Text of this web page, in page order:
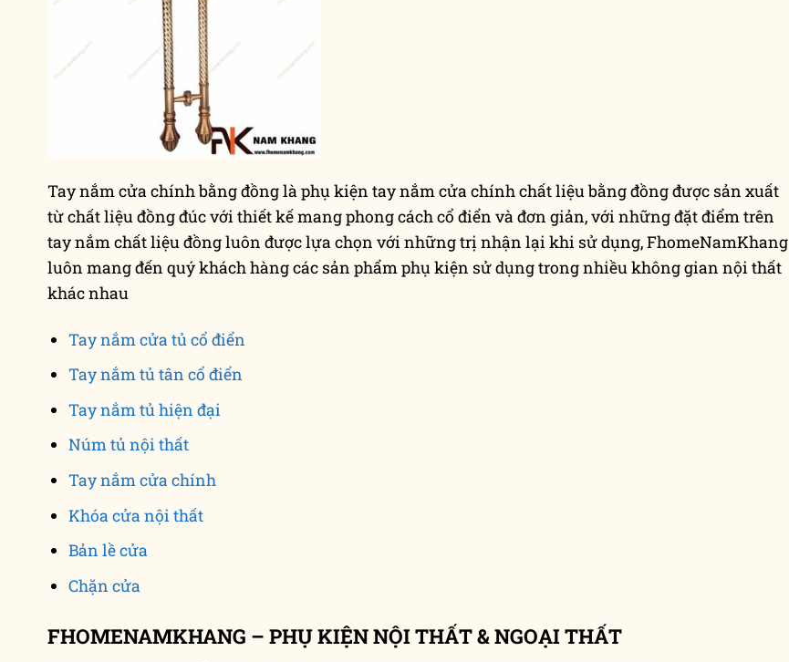
Tay nắm cửa chính bằng đồng là phụ kiện tay nắm cửa chính chất liệu bằng đồng được sản xuất
từ chất liệu đồng đúc với thiết kế mang phong cách cổ điển và đơn giản, với những đặt điểm trên
tay nắm chất liệu đồng luôn được lựa chọn với những trị nhận lại khi sử dụng, FhomeNamKhang
luôn mang đến quý khách hàng các sản phẩm phụ kiện sử dụng trong nhiều không gian nội thất
khác nhau
Tay nắm cửa tủ cổ điển
Tay nắm tủ tân cổ điển
Tay nắm tủ hiện đại
Núm tủ nội thất
Tay nắm cửa chính
Khóa cửa nội thất
Bản lề cửa
Chặn cửa
FHOMENAMKHANG – PHỤ KIỆN NỘI THẤT & NGOẠI THẤT
Khi khóa cửa âm
trong thiết kế nội
thất 2021
Tại FhomeNamKhang nổi
kiện nội thất mang
tên khóa cửa âm
22